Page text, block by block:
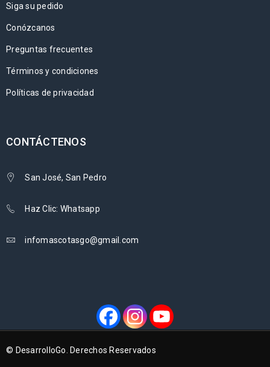
Siga su pedido
Conózcanos
Preguntas frecuentes
Términos y condiciones
Políticas de privacidad
CONTÁCTENOS
San José, San Pedro
Haz Clic: Whatsapp
infomascotasgo@gmail.com
© DesarrolloGo. Derechos Reservados